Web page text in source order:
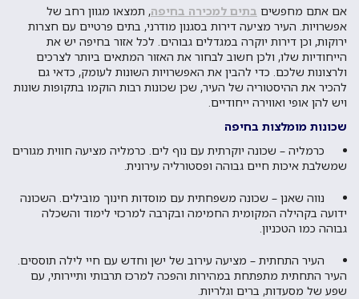
אם אתם מחפשים בתים למכירה בחיפה, תמצאו מגוון רחב של
אפשרויות. העיר מציעה דירות בסגנון מודרני, בתים פרטיים עם חצרות
ירוקות, וכן דירות יוקרה במגדלים גבוהים. לכל אזור בחיפה יש את
הייחודיות שלו, ולכן חשוב לבחור את האזור המתאים ביותר לצרכים
ולרצונות שלכם. כדי להבין את האפשרויות השונות לעומק, כדאי גם
להכיר את ההיסטוריה של העיר, שכן שכונות רבות הוקמו בתקופות שונות
ויש להן אופי ואווירה ייחודיים.
שכונות מומלצות בחיפה
כרמליה – שכונה יוקרתית עם נוף לים. כרמליה מציעה חווית מגורים
שמשלבת איכות חיים גבוהה ופסטורליה עירונית.
נווה שאנן – שכונה משפחתית עם מוסדות חינוך מובילים. השכונה
ידועה בקהילה המקומית החמימה ובקרבה למרכזי לימוד והשכלה
גבוהה כמו הטכניון.
העיר התחתית – מציעה עירוב של ישן וחדש עם חיי לילה תוססים.
העיר התחתית מתפתחת במהירות והפכה למרכז תרבותי ותיירותי, עם
שפע של מסעדות, ברים וגלריות.